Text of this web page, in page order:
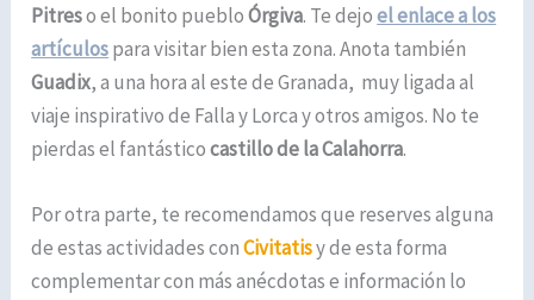
Pitreso el bonito puebloÓrgiva. Te dejoel enlace a los
artículospara visitar bien esta zona. Anota también
Guadix, a una hora al este de Granada, muy ligada al
viaje inspirativo de Falla y Lorca y otros amigos. No te
pierdas el fantásticocastillo de la Calahorra.
Por otra parte, te recomendamos que reserves alguna
de estas actividades conCivitatisy de esta forma
complementar con más anécdotas e información lo